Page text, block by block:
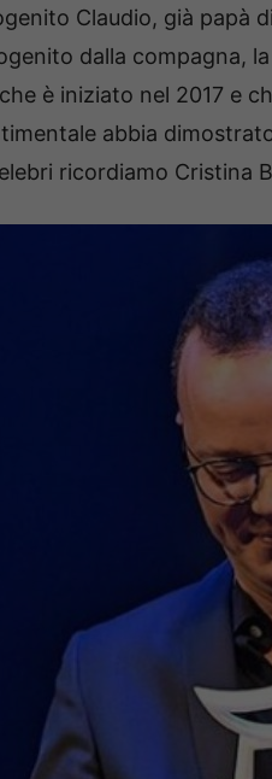
Claudio, già papà
dalla compagna,
è iniziato nel 2017 e
abbia
ricordiamo Cristina